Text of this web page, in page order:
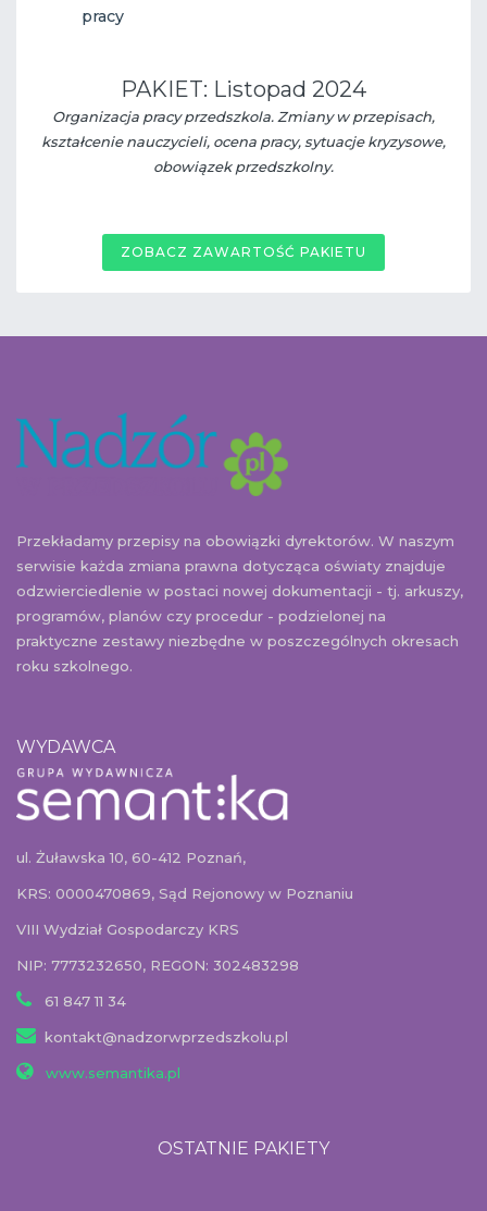
pracy
PAKIET: Listopad 2024
Organizacja pracy przedszkola. Zmiany w przepisach,
kształcenie nauczycieli, ocena pracy, sytuacje kryzysowe,
obowiązek przedszkolny.
ZOBACZ ZAWARTOŚĆ PAKIETU
Przekładamy przepisy na obowiązki dyrektorów. W naszym
serwisie każda zmiana prawna dotycząca oświaty znajduje
odzwierciedlenie w postaci nowej dokumentacji - tj. arkuszy,
programów, planów czy procedur - podzielonej na
praktyczne zestawy niezbędne w poszczególnych okresach
roku szkolnego.
WYDAWCA
ul. Żuławska 10, 60-412 Poznań,
KRS: 0000470869, Sąd Rejonowy w Poznaniu
VIII Wydział Gospodarczy KRS
NIP: 7773232650, REGON: 302483298
61 847 11 34
kontakt@nadzorwprzedszkolu.pl
www.semantika.pl
OSTATNIE PAKIETY